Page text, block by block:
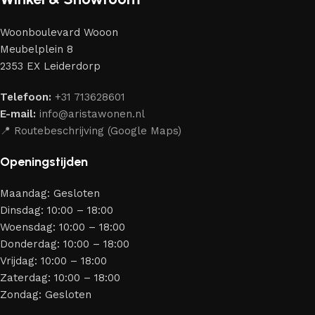
meubelmakers die elegantie, kwaliteit en functionaliteit
Ons assortiment bestaat uit producten van betrouwbare
merken die al jarenlang hun vakmanschap en eerlijkheid
bewijzen. Al onze leveranciers garanderen meubels van
aantrekkelijk design en optimale veiligheid — zodat je
jarenlang kunt genieten van jouw interieur.
Woonboulevard Wooon
Meubelplein 8
2353 EX Leiderdorp
Telefoon: +31 713628601
E-mail: info@aristawonen.nl
📍 Routebeschrijving (Google Maps)
Openingstijden
Maandag: Gesloten
Dinsdag: 10:00 – 18:00
Woensdag: 10:00 – 18:00
Donderdag: 10:00 – 18:00
Vrijdag: 10:00 – 18:00
Zaterdag: 10:00 – 18:00
Zondag: Gesloten